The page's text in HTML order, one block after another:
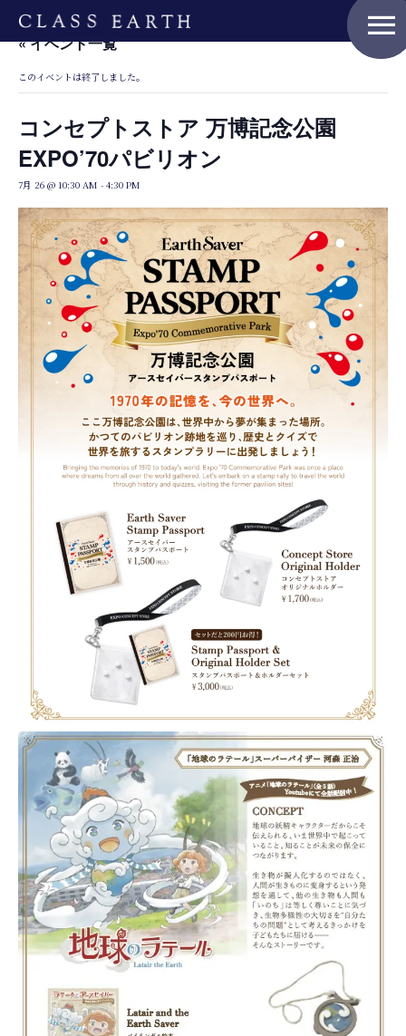
menu
Home
Nature
Positive
Members
Uniform
Project
« イベント一覧
このイベントは終了しました。
コンセプトストア 万博記念公園
EXPO’70パビリオン
7月 26 @ 10:30 AM - 4:30 PM